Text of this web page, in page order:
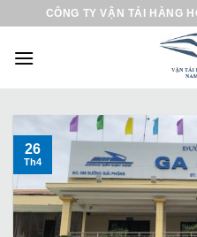
CÔNG TY VẬN TẢI HÀNG
26
Th4